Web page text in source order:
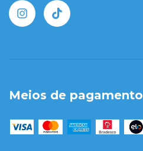
Meios de pagamento